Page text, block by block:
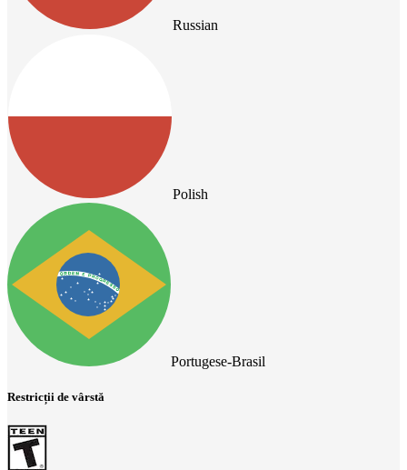
Russian
Polish
Portugese-Brasil
Restricții de vârstă